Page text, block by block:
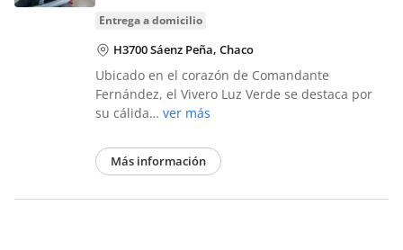
entrega a domicilio
H3700 Sáenz Peña, Chaco
Ubicado en el corazón de Comandante
Fernández, el Vivero Luz Verde se destaca por
su cálida… ver más
Más información